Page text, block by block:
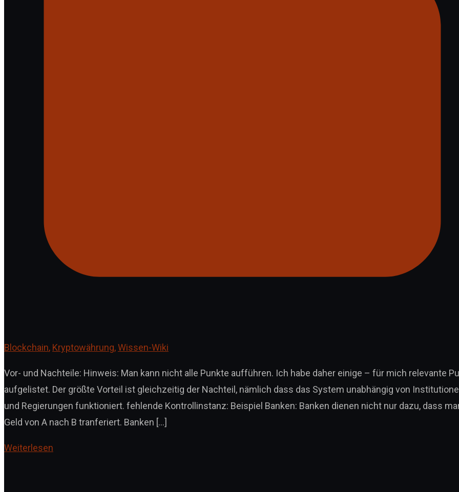
Blockchain, Kryptowährung,Wissen-Wiki
Vor- und Nachteile: Hinweis: Man kann nicht alle Punkte aufführen. Ich habe daher einige – für mich relevante
aufgelistet. Der größte Vorteil ist gleichzeitig der Nachteil, nämlich dass das System unabhängig von
und Regierungen funktioniert. fehlende Kontrollinstanz: Beispiel Banken: Banken dienen nicht nur dazu, dass
Geld von A nach B tranferiert. Banken […]
Weiterlesen